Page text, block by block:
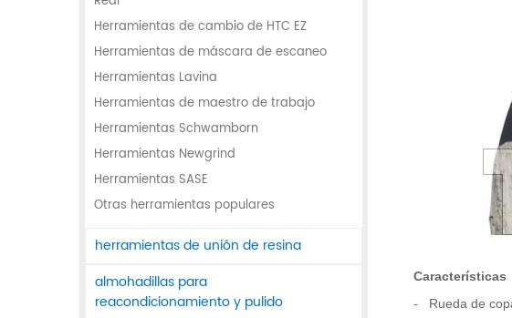
Herramientas de cambio de HTC EZ
Herramientas de máscara de escaneo
Herramientas Lavina
Herramientas de maestro de trabajo
Herramientas Schwamborn
Herramientas Newgrind
Herramientas SASE
Otras herramientas populares
herramientas de unión de resina
almohadillas para
reacondicionamiento y pulido
Características
- Rueda de